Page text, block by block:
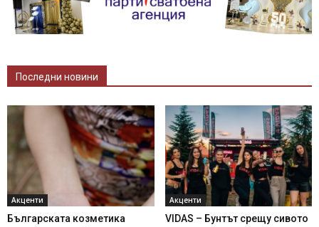
Последни новини
Акценти
Българската козметика
Акценти
VIDAS – Бунтът срещу сивото